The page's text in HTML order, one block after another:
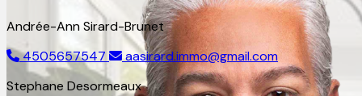
Andrée-Ann Sirard-Brunet
4505657547
aasirard.immo@gmail.com
Stephane Desormeaux